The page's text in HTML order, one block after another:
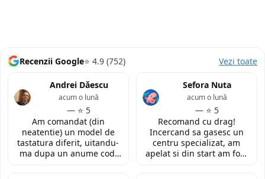
Recenzii Google⭐ 4.9 (752) Vezi toate
Andrei Dăescu
— ⭐ 5
acum o lună
Am comandat (din
neatentie) un model de
tastatura diferit, uitandu-
ma dupa un anume cod.
Sefora Nuta
— ⭐ 5
acum o lună
Recomand cu drag!
Incercand sa gasesc un
centru specializat, am
apelat si din start am fost